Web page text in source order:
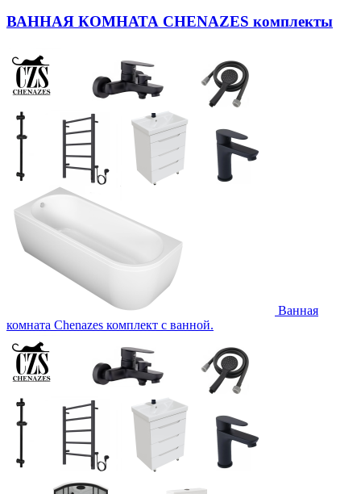
ВАННАЯ КОМНАТА CHENAZES комплекты
Ванная
комната Chenazes комплект с ванной.